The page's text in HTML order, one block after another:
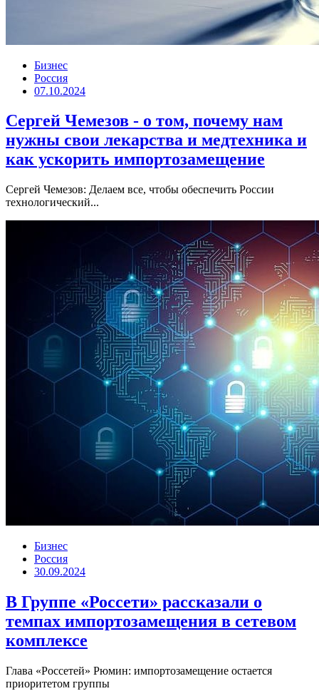
Бизнес
Россия
07.10.2024
Сергей Чемезов - о том, почему нам
нужны свои лекарства и медтехника и
как ускорить импортозамещение
Сергей Чемезов: Делаем все, чтобы обеспечить России
технологический...
Бизнес
Россия
30.09.2024
В Группе «Россети» рассказали о
темпах импортозамещения в сетевом
комплексе
Глава «Россетей» Рюмин: импортозамещение остается
приоритетом группы